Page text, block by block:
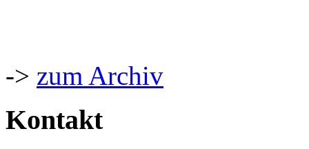
-> zum Archiv
Kontakt